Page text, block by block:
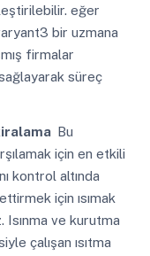
eğer
bir uzmana
firmalar
süreç
Bu
için en etkili
kontrol altında
için ısımak
Isınma ve kurutma
çalışan ısıtma